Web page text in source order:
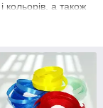
кольорів, а також
ширині та